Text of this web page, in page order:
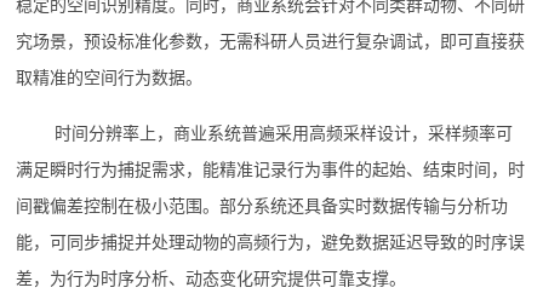
稳定的空间识别精度。同时，商业系统会针对不同类群动物、不同研
究场景，预设标准化参数，无需科研人员进行复杂调试，即可直接获
取精准的空间行为数据。
时间分辨率上，商业系统普遍采用高频采样设计，采样频率可
满足瞬时行为捕捉需求，能精准记录行为事件的起始、结束时间，时
间戳偏差控制在极小范围。部分系统还具备实时数据传输与分析功
能，可同步捕捉并处理动物的高频行为，避免数据延迟导致的时序误
差，为行为时序分析、动态变化研究提供可靠支撑。